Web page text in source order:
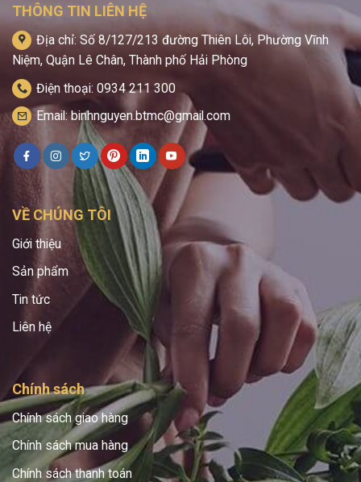
THÔNG TIN LIÊN HỆ
Địa chỉ: Số 8/127/213 đường Thiên Lôi, Phường Vĩnh
Niệm, Quận Lê Chân, Thành phố Hải Phòng
Điện thoại: 0934 211 300
Email: binhnguyen.btmc@gmail.com
VỀ CHÚNG TÔI
Giới thiệu
Sản phẩm
Tin tức
Liên hệ
Chính sách
Chính sách giao hàng
Chính sách mua hàng
Chính sách thanh toán